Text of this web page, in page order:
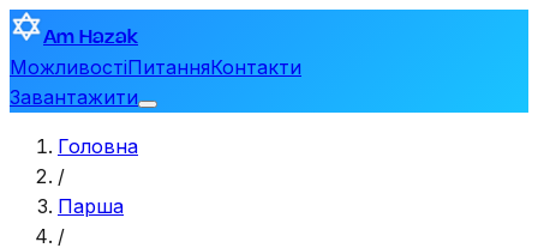
Am Hazak
МожливостіПитанняКонтакти
Завантажити
Головна
/
Парша
/